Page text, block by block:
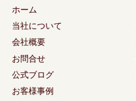
ホーム
当社について
会社概要
お問合せ
公式ブログ
お客様事例